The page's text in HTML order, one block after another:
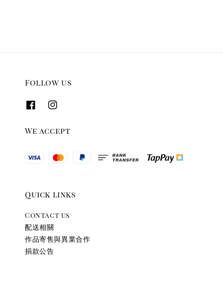
Follow us
We accept
Quick links
Contact us
配送相關
作品寄售與異業合作
捐款公告